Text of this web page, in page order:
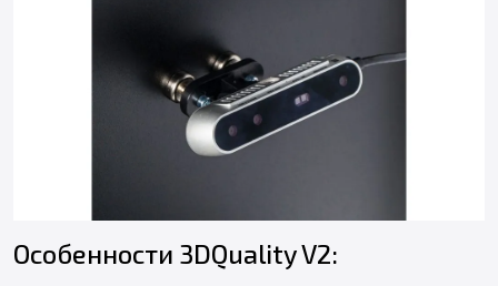
Особенности 3DQuality V2: